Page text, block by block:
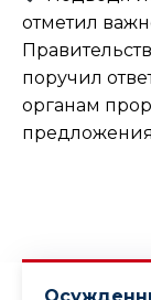
отметил
поручил
органам